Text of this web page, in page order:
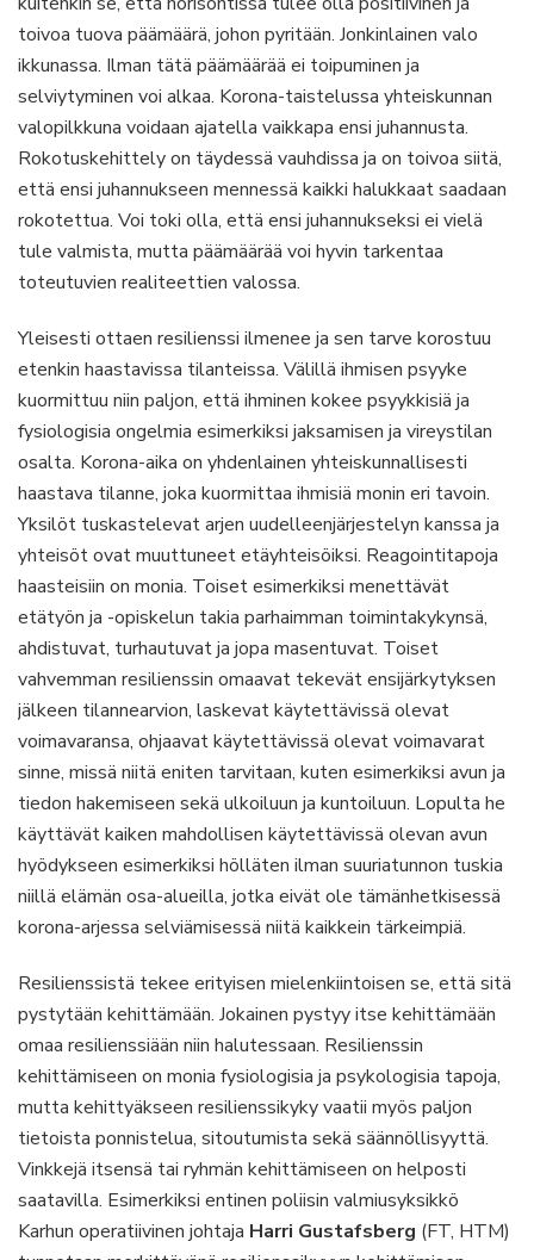
toivoa tuova päämäärä, johon pyritään. Jonkinlainen valo
ikkunassa. Ilman tätä päämäärää ei toipuminen ja
selviytyminen voi alkaa. Korona-taistelussa yhteiskunnan
valopilkkuna voidaan ajatella vaikkapa ensi juhannusta.
Rokotuskehittely on täydessä vauhdissa ja on toivoa siitä,
että ensi juhannukseen mennessä kaikki halukkaat saadaan
rokotettua. Voi toki olla, että ensi juhannukseksi ei vielä
tule valmista, mutta päämäärää voi hyvin tarkentaa
toteutuvien realiteettien valossa.
Yleisesti ottaen resilienssi ilmenee ja sen tarve korostuu
etenkin haastavissa tilanteissa. Välillä ihmisen psyyke
kuormittuu niin paljon, että ihminen kokee psyykkisiä ja
fysiologisia ongelmia esimerkiksi jaksamisen ja vireystilan
osalta. Korona-aika on yhdenlainen yhteiskunnallisesti
haastava tilanne, joka kuormittaa ihmisiä monin eri tavoin.
Yksilöt tuskastelevat arjen uudelleenjärjestelyn kanssa ja
yhteisöt ovat muuttuneet etäyhteisöiksi. Reagointitapoja
haasteisiin on monia. Toiset esimerkiksi menettävät
etätyön ja -opiskelun takia parhaimman toimintakykynsä,
ahdistuvat, turhautuvat ja jopa masentuvat. Toiset
vahvemman resilienssin omaavat tekevät ensijärkytyksen
jälkeen tilannearvion, laskevat käytettävissä olevat
voimavaransa, ohjaavat käytettävissä olevat voimavarat
sinne, missä niitä eniten tarvitaan, kuten esimerkiksi avun ja
tiedon hakemiseen sekä ulkoiluun ja kuntoiluun. Lopulta he
käyttävät kaiken mahdollisen käytettävissä olevan avun
hyödykseen esimerkiksi hölläten ilman suuriatunnon tuskia
niillä elämän osa-alueilla, jotka eivät ole tämänhetkisessä
korona-arjessa selviämisessä niitä kaikkein tärkeimpiä.
Resilienssistä tekee erityisen mielenkiintoisen se, että sitä
pystytään kehittämään. Jokainen pystyy itse kehittämään
omaa resilienssiään niin halutessaan. Resilienssin
kehittämiseen on monia fysiologisia ja psykologisia tapoja,
mutta kehittyäkseen resilienssikyky vaatii myös paljon
tietoista ponnistelua, sitoutumista sekä säännöllisyyttä.
Vinkkejä itsensä tai ryhmän kehittämiseen on helposti
saatavilla. Esimerkiksi entinen poliisin valmiusyksikkö
Karhun operatiivinen johtaja Harri Gustafsberg (FT, HTM)